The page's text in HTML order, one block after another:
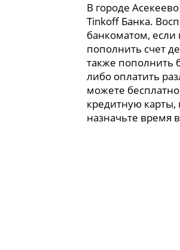
В городе
Tinkoff Банка.
банкоматом,
пополнить счет
также пополнить
либо оплатить
можете
кредитную карты,
назначьте время